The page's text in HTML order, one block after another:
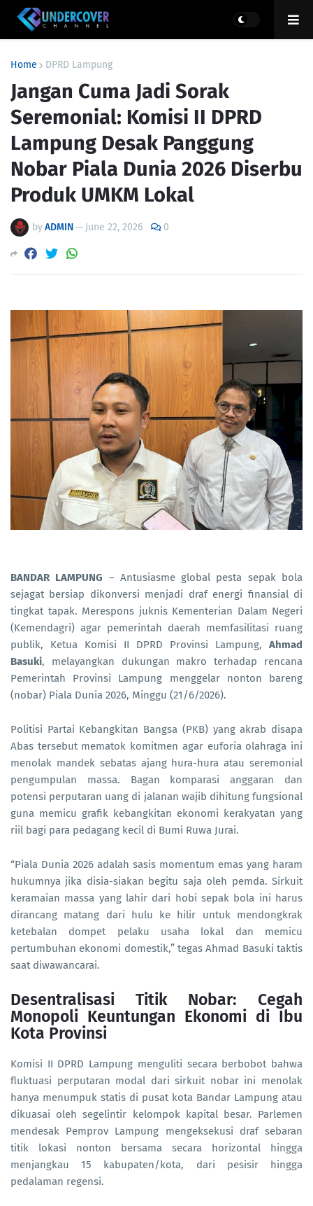
Home DPRD Lampung
Jangan Cuma Jadi Sorak
Seremonial: Komisi II DPRD
Lampung Desak Panggung
Nobar Piala Dunia 2026 Diserbu
Produk UMKM Lokal
byADMIN— June 22, 2026 0
BANDAR LAMPUNG – Antusiasme global pesta sepak bola
sejagat bersiap dikonversi menjadi draf energi finansial di
tingkat tapak. Merespons juknis Kementerian Dalam Negeri
(Kemendagri) agar pemerintah daerah memfasilitasi ruang
publik, Ketua Komisi II DPRD Provinsi Lampung, Ahmad
Basuki, melayangkan dukungan makro terhadap rencana
Pemerintah Provinsi Lampung menggelar nonton bareng
(nobar) Piala Dunia 2026, Minggu (21/6/2026).
Politisi Partai Kebangkitan Bangsa (PKB) yang akrab disapa
Abas tersebut mematok komitmen agar euforia olahraga ini
menolak mandek sebatas ajang hura-hura atau seremonial
pengumpulan massa. Bagan komparasi anggaran dan
potensi perputaran uang di jalanan wajib dihitung fungsional
guna memicu grafik kebangkitan ekonomi kerakyatan yang
riil bagi para pedagang kecil di Bumi Ruwa Jurai.
“Piala Dunia 2026 adalah sasis momentum emas yang haram
hukumnya jika disia-siakan begitu saja oleh pemda. Sirkuit
keramaian massa yang lahir dari hobi sepak bola ini harus
dirancang matang dari hulu ke hilir untuk mendongkrak
ketebalan dompet pelaku usaha lokal dan memicu
pertumbuhan ekonomi domestik,” tegas Ahmad Basuki taktis
saat diwawancarai.
Desentralisasi Titik Nobar: Cegah
Monopoli Keuntungan Ekonomi di Ibu
Kota Provinsi
Komisi II DPRD Lampung menguliti secara berbobot bahwa
fluktuasi perputaran modal dari sirkuit nobar ini menolak
hanya menumpuk statis di pusat kota Bandar Lampung atau
dikuasai oleh segelintir kelompok kapital besar. Parlemen
mendesak Pemprov Lampung mengeksekusi draf sebaran
titik lokasi nonton bersama secara horizontal hingga
menjangkau 15 kabupaten/kota, dari pesisir hingga
pedalaman regensi.